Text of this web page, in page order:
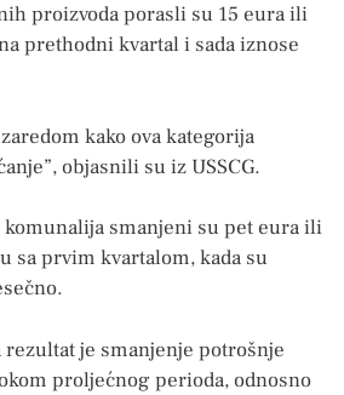
proizvoda porasli su 15 eura ili
prethodni kvartal i sada iznose
kako ova kategorija
objasnili su iz USSCG.
komunalija smanjeni su pet eura ili
sa prvim kvartalom, kada su
rezultat je smanjenje potrošnje
proljećnog perioda, odnosno